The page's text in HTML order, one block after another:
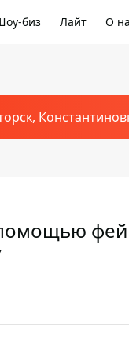
биз Лайт О